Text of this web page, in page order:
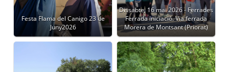
Festa Flama del Canigo 23 de
Juny2026
Dissabte, 16 mai 2026 - Ferrades
Ferrada iniciació. Via ferrada
Morera de Montsant (Priorat)